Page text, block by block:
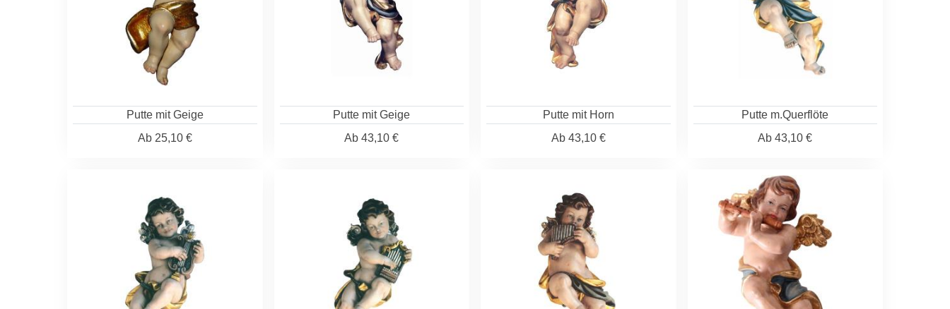
Putte mit Geige
Ab25,10 €
Putte mit Geige
Ab 43,10 €
Putte mit Horn
Ab43,10 €
Putte m.Querflöte
Ab 43,10 €